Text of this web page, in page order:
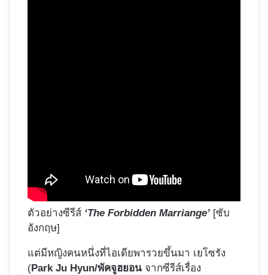
ตัวอย่างซีรีส์ ‘The Forbidden Marriange’ [ซับ
อังกฤษ]
แต่มีหญิงคนหนึ่งที่ไอเดียพารวยขึ้นมา เยโซรัง
(Park Ju Hyun/พัคจูฮยอน จากซีรีส์เรื่อง